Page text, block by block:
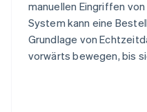
manuellen Eingriffen
System kann eine
Grundlage von
vorwärts bewegen, bis